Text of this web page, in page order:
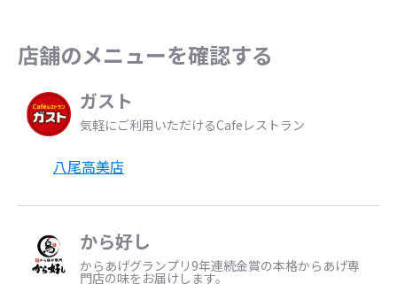
店舗のメニューを確認する
ガスト
気軽にご利用いただけるCafeレストラン
八尾高美店
から好し
からあげグランプリ9年連続金賞の本格からあげ専
門店の味をお届けします。